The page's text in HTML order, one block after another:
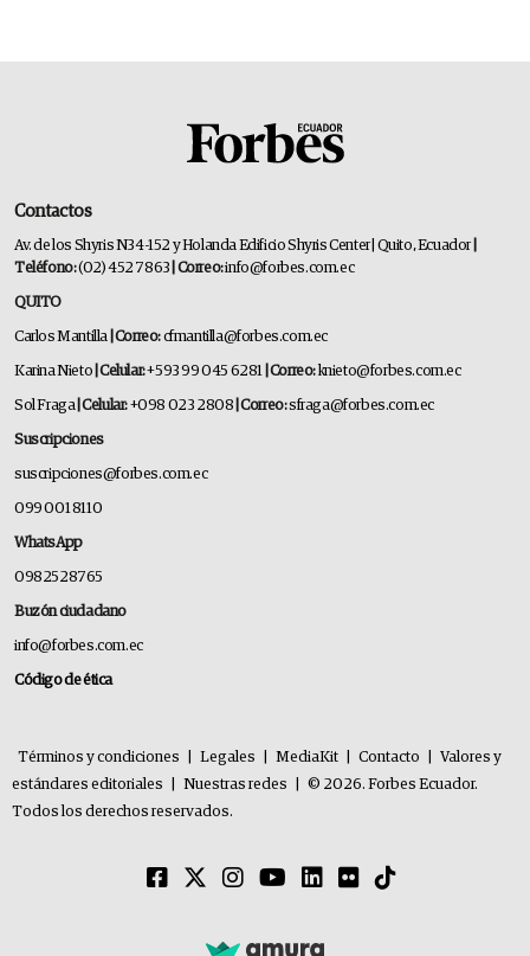
Contactos
Av. de los Shyris N34-152 y Holanda Edificio Shyris Center | Quito, Ecuador
Teléfono:(02) 452 7863 | Correo:info@forbes.com.ec
QUITO
Carlos Mantilla | Correo:cfmantilla@forbes.com.ec
Karina Nieto | Celular:+593 99 045 6281 | Correo: knieto@forbes.com.ec
Sol Fraga | Celular:+098 023 2808 | Correo:sfraga@forbes.com.ec
Suscripciones
suscripciones@forbes.com.ec
099 001 8110
WhatsApp
0982528765
Buzón ciudadano
info@forbes.com.ec
Código de ética
Términos y condiciones Legales MediaKit Contacto
Valores y
estándares editoriales
Nuestras redes
© 2026. Forbes Ecuador.
Todos los derechos reservados.